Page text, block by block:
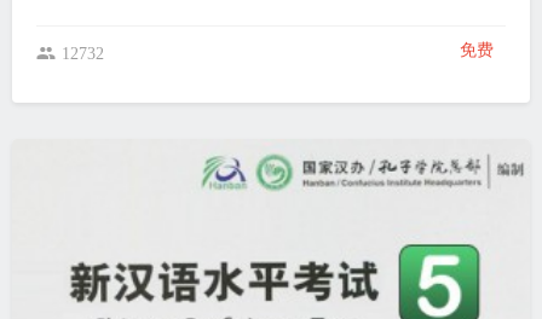
12732 免费